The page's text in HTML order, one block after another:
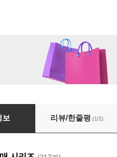
[신토불이 우리문학 149]
보 리뷰/한줄평 (1/2)